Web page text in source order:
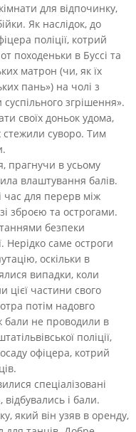
для відпочинку,
Як наслідок, до
поліції, котрий
походеньки в Буссі та
матрон (чи, як їх
пань») на чолі з
згрішення».
своїх доньок удома,
стежили суворо. Тим
прагнучи в усьому
влаштування балів.
час для перерв між
зброєю та острогами.
безпеки
Нерідко саме остроги
оскільки в
випадки, коли
частини свого
потім надовго
бали не проводили в
поліції,
офіцера, котрий
спеціалізовані
і бали.
який він узяв в оренду,